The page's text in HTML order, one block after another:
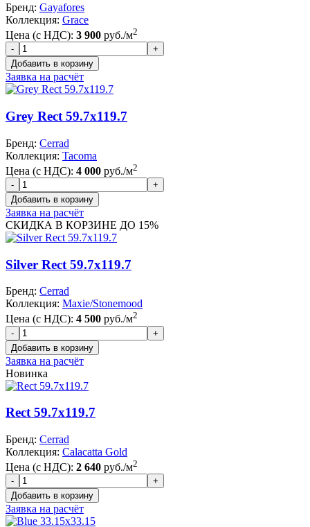
Бренд: Gayafores
Коллекция: Grace
Цена (с НДС): 3 900 руб./м2
Заявка на расчёт
Grey Rect 59.7x119.7
Бренд: Cerrad
Коллекция: Tacoma
Цена (с НДС): 4 000 руб./м2
Заявка на расчёт
СКИДКА В КОРЗИНЕ ДО 15%
Silver Rect 59.7x119.7
Бренд: Cerrad
Коллекция: Maxie/Stonemood
Цена (с НДС): 4 500 руб./м2
Заявка на расчёт
Новинка
Rect 59.7x119.7
Бренд: Cerrad
Коллекция: Calacatta Gold
Цена (с НДС): 2 640 руб./м2
Заявка на расчёт